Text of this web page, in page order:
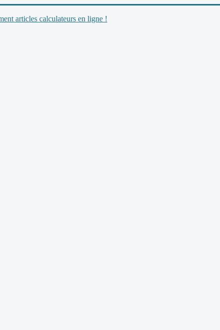
articles calculateurs en ligne !